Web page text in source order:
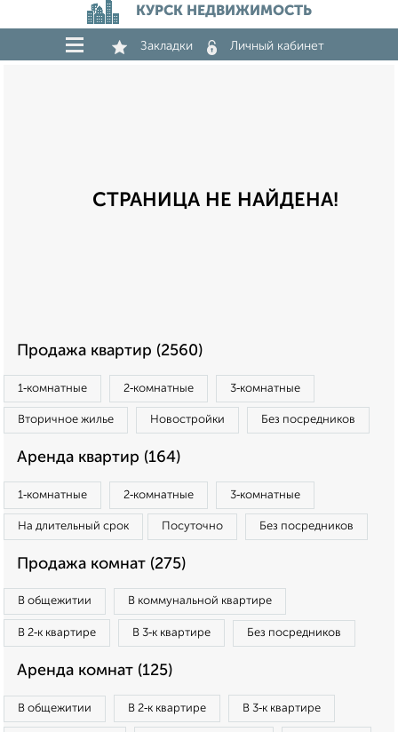
КУРСК НЕДВИЖИМОСТЬ
Закладки Личный кабинет
СТРАНИЦА НЕ НАЙДЕНА!
Продажа квартир (2560)
1‑комнатные 2‑комнатные 3‑комнатные
Вторичное жилье Новостройки Без посредников
Аренда квартир (164)
1‑комнатные 2‑комнатные 3‑комнатные
На длительный срок Посуточно Без посредников
Продажа комнат (275)
В общежитии В коммунальной квартире
В 2‑к квартире В 3‑к квартире Без посредников
Аренда комнат (125)
В общежитии В 2‑к квартире В 3‑к квартире